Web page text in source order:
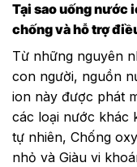
Tại sao uống nước
chống và hỗ trợ
Từ những nguyên
con người, nguồn
ion này được phát
các loại nước khác
tự nhiên, Chống
nhỏ và Giàu vi